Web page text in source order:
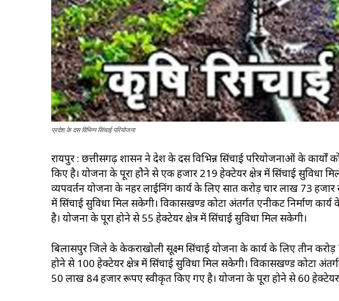
प्रदेश के दस विभिन्न सिंचाई परियोजना
रायपुर : छत्तीसगढ़ शासन ने प्रदेश के दस विभिन्न सिंचाई परियोजनाओं के
किए है। योजना के पूरा होेने से एक हजार 219 हेक्टेयर क्षेत्र में सिंचाई सुविधा
व्यपवर्तन योजना के नहर लाईनिंग कार्य के लिए सात करोड़ चार लाख 73
में सिंचाई सुविधा मिल सकेगी। विकासखण्ड कोटा अंतर्गत एनीकट निर्माण
है। योजना के पूरा होने से 55 हेक्टेयर क्षेत्र में सिंचाई सुविधा मिल सकेगी।
बिलासपुर जिले के केकराखोली सूक्ष्म सिंचाई योजना के कार्य के लिए तीन
होने से 100 हेक्टेयर क्षेत्र में सिंचाई सुविधा मिल सकेगी। विकासखण्ड कोटा
50 लाख 84 हजार रूपए स्वीकृत किए गए है। योजना के पूरा होने से 60 हेक्टेयर